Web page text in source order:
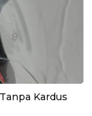
Kardus